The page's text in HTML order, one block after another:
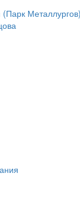
Металлургов)